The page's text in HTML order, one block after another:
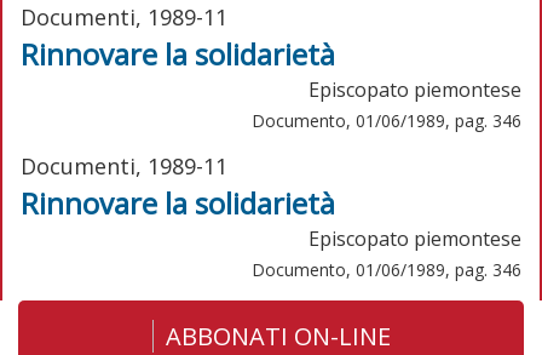
Documenti, 1989-11
Rinnovare la solidarietà
Episcopato piemontese
Documento, 01/06/1989, pag. 346
Documenti, 1989-11
Rinnovare la solidarietà
Episcopato piemontese
Documento, 01/06/1989, pag. 346
ABBONATI ON-LINE